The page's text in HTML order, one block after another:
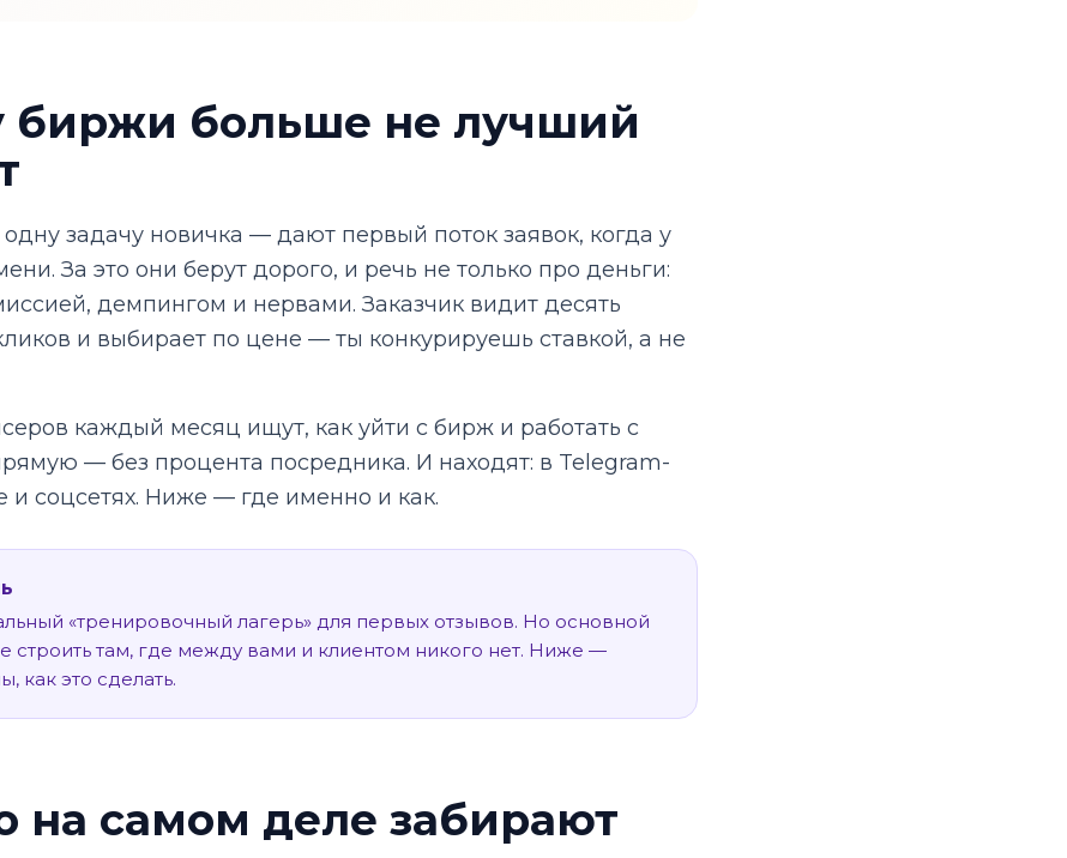
биржи больше не лучший
задачу новичка — дают первый поток заявок, когда у
За это они берут дорого, и речь не только про деньги:
демпингом и нервами. Заказчик видит десять
и выбирает по цене — ты конкурируешь ставкой, а не
каждый месяц ищут, как уйти с бирж и работать с
— без процента посредника. И находят: в Telegram-
и соцсетях. Ниже — где именно и как.
«тренировочный лагерь» для первых отзывов. Но основной
строить там, где между вами и клиентом никого нет. Ниже —
как это сделать.
на самом деле забирают